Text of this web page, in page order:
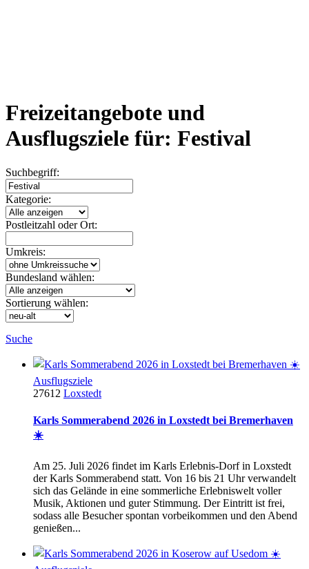
Freizeitangebote und
Ausflugsziele für: Festival
Suchbegriff:
Kategorie:
Postleitzahl oder Ort:
Umkreis:
Bundesland wählen:
Sortierung wählen:
Suche
Ausflugsziele
27612 Loxstedt
Karls Sommerabend 2026 in Loxstedt bei Bremerhaven
☀️
Am 25. Juli 2026 findet im Karls Erlebnis-Dorf in Loxstedt
der Karls Sommerabend statt. Von 16 bis 21 Uhr verwandelt
sich das Gelände in eine sommerliche Erlebniswelt voller
Musik, Aktionen und guter Stimmung. Der Eintritt ist frei,
sodass alle Besucher spontan vorbeikommen und den Abend
genießen...